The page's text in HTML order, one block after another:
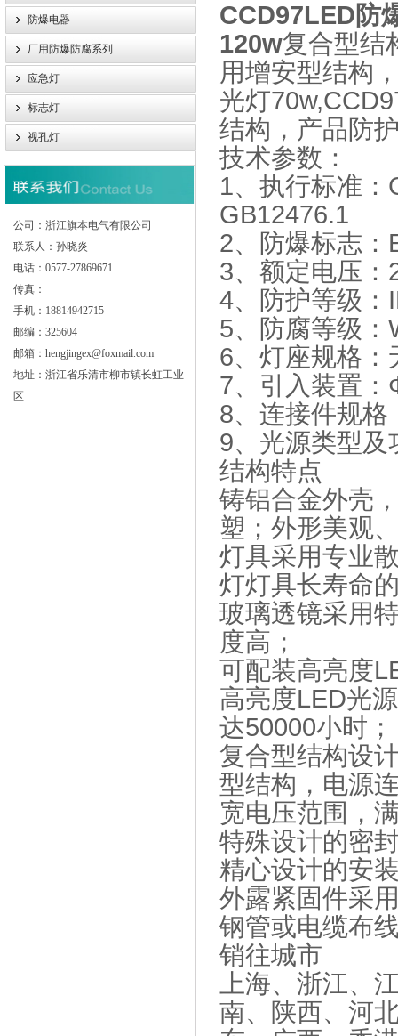
防爆电器
厂用防爆防腐系列
应急灯
标志灯
视孔灯
公司：浙江旗本电气有限公司
联系人：孙晓炎
电话：0577-27869671
传真：
手机：18814942715
邮编：325604
邮箱：hengjingex@foxmail.com
地址：浙江省乐清市柳市镇长虹工业
区
CCD97LED防
120w复合型结
用增安型结构
光灯
结构，产品防
技术参数：
1、执行标准
GB12476.1
2、防爆标志：
3、额定电压：
4、防护等级
5、防腐等级：
6、灯座规格：
7、引入装置
8、连接件规格
9、光源类型及
结构特点
铸铝合金外壳
塑；外形美观
灯具采用专业
灯灯具长寿命
玻璃透镜采用
度高；
可配装高亮度
高亮度LED光
达50000小时；
复合型结构设
型结构，电源
宽电压范围，
特殊设计的密
精心设计的安
外露紧固件采
钢管或电缆布
销往城市
上海、浙江、
南、陕西、河